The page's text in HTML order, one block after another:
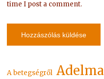
time I post a comment.
A betegségről Adelma